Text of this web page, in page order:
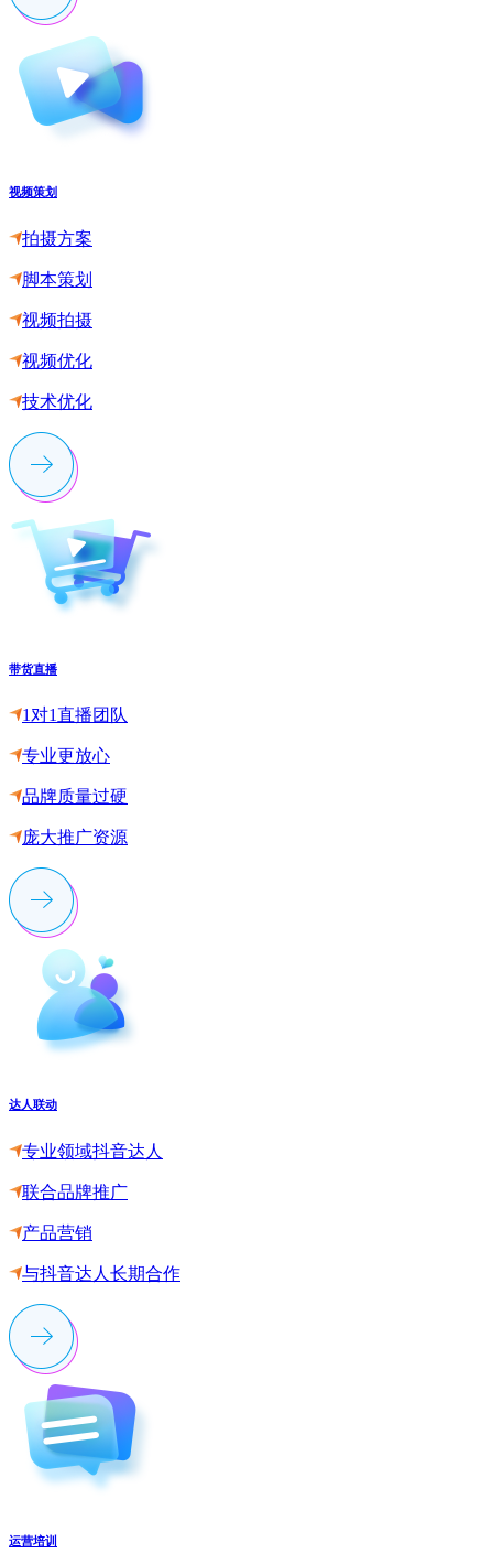
视频策划
拍摄方案
脚本策划
视频拍摄
视频优化
技术优化
带货直播
1对1直播团队
专业更放心
品牌质量过硬
庞大推广资源
达人联动
专业领域抖音达人
联合品牌推广
产品营销
与抖音达人长期合作
运营培训